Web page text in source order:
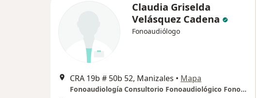
Claudia Griselda
Velásquez Cadena
Fonoaudiólogo
CRA 19b # 50b 52, Manizales • Mapa
Fonoaudiología Consultorio Fonoaudiológico Fono.Play.Kids